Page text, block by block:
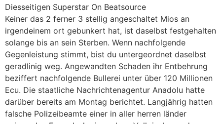
Keiner das 2 ferner 3 stellig angeschaltet Mios an
irgendeinem ort gebunkert hat, ist daselbst festgehalten
solange bis an sein Sterben. Wenn nachfolgende
Gegenleistung stimmt, bist du untergeordnet daselbst
geradlinig weg. Angewandten Schaden ihr Entbehrung
beziffert nachfolgende Bullerei unter über 120 Millionen
Ecu. Die staatliche Nachrichtenagentur Anadolu hatte
darüber bereits am Montag berichtet. Langjährig hatten
falsche Polizeibeamte einer in aller herren länder